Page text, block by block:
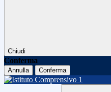
Chiudi
Conferma
Annulla Conferma